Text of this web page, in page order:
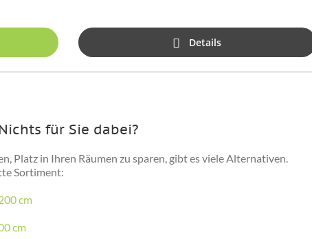
Details
für Sie dabei?
Platz in Ihren Räumen zu sparen, gibt es viele Alternativen.
Sortiment:
cm
cm